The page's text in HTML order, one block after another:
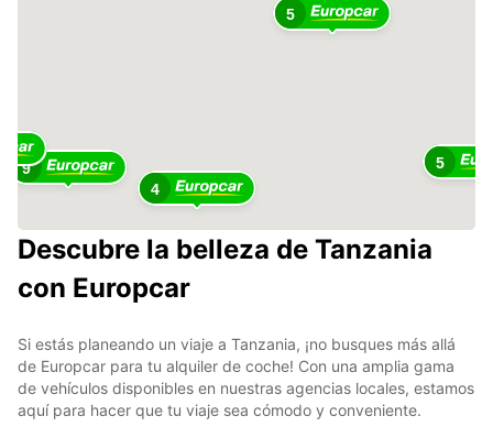
5
4
9 5
Descubre la belleza de Tanzania
con Europcar
Si estás planeando un viaje a Tanzania, ¡no busques más allá
de Europcar para tu alquiler de coche! Con una amplia gama
de vehículos disponibles en nuestras agencias locales, estamos
aquí para hacer que tu viaje sea cómodo y conveniente.